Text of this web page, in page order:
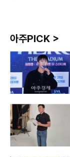
아주PICK >